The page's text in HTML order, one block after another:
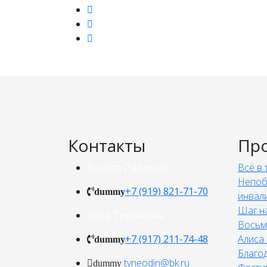
Контакты
dummy+7 (919) 821-71-70
dummy+7 (917) 211-74-48
dummy tyneodin@bk.ru
Всё в
Шаг
Алиса